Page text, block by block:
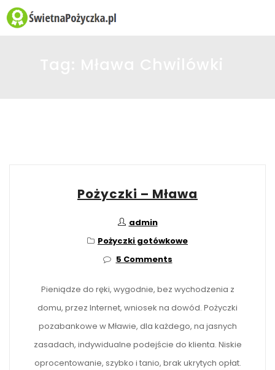
Pożyczki – Mława
admin
Pożyczki gotówkowe
5 Comments
Pieniądze do ręki, wygodnie, bez wychodzenia z
domu, przez Internet, wniosek na dowód. Pożyczki
pozabankowe w Mławie, dla każdego, na jasnych
zasadach, indywidualne podejście do klienta. Niskie
oprocentowanie, szybko i tanio, brak ukrytych opłat.